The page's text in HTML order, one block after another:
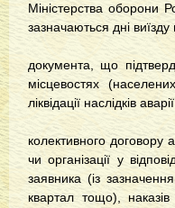
Міністерства оборони
зазначаються дні
документа, що
місцевостях
ліквідації наслідків
колективного
чи організації у
заявника (із
квартал тощо),